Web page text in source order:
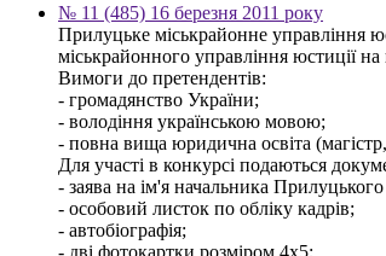
№ 11 (485) 16 березня 2011 року
Прилуцьке міськрайонне управління
міськрайонного управління юстиції
Вимоги до претендентів:
- громадянство України;
- володіння українською мовою;
- повна вища юридична освіта (магістр,
Для участі в конкурсі подаються
- заява на ім'я начальника
- особовий листок по обліку кадрів;
- автобіографія;
- дві фотокартки розміром 4х5;